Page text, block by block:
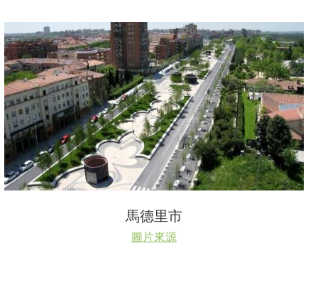
馬德里市
圖片來源